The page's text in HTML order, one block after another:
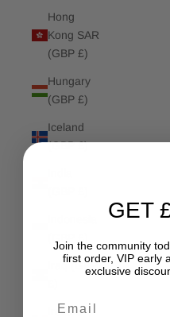
Hong
Kong SAR
(GBP £)
Hungary
(GBP £)
Iceland
(GBP £)
Iraq (GBP
Ireland
GET
Join the community
first order, VIP early
exclusive